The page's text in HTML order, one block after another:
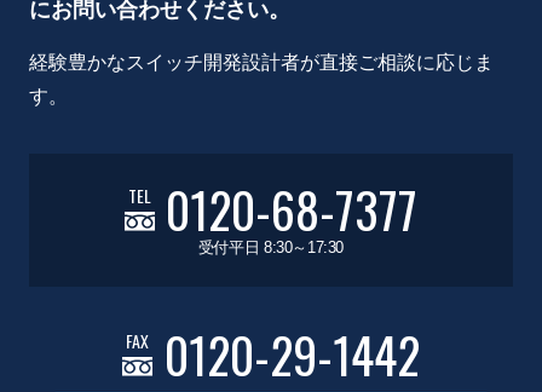
にお問い合わせください。
経験豊かなスイッチ開発設計者が直接ご相談に応じま
す。
TEL 0120-68-7377
受付平日 8:30～17:30
FAX 0120-29-1442